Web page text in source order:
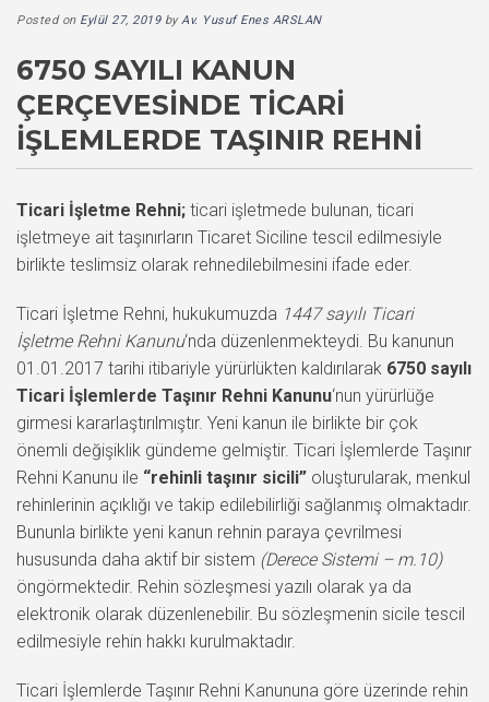
Posted on Eylül 27, 2019byAv. Yusuf Enes ARSLAN
6750 SAYILI KANUN
ÇERÇEVESINDE TICARI
İŞLEMLERDE TAŞINIR REHNI
Ticari İşletme Rehni; ticari işletmede bulunan, ticari
işletmeye ait taşınırların Ticaret Siciline tescil edilmesiyle
birlikte teslimsiz olarak rehnedilebilmesini ifade eder.
Ticari İşletme Rehni, hukukumuzda 1447 sayılı Ticari
İşletme Rehni Kanunu‘nda düzenlenmekteydi. Bu kanunun
01.01.2017 tarihi itibariyle yürürlükten kaldırılarak 6750 sayılı
Ticari İşlemlerde Taşınır Rehni Kanunu‘nun yürürlüğe
girmesi kararlaştırılmıştır. Yeni kanun ile birlikte bir çok
önemli değişiklik gündeme gelmiştir. Ticari İşlemlerde Taşınır
Rehni Kanunu ile “rehinli taşınır sicili” oluşturularak, menkul
rehinlerinin açıklığı ve takip edilebilirliği sağlanmış olmaktadır.
Bununla birlikte yeni kanun rehnin paraya çevrilmesi
hususunda daha aktif bir sistem (Derece Sistemi – m.10)
öngörmektedir. Rehin sözleşmesi yazılı olarak ya da
elektronik olarak düzenlenebilir. Bu sözleşmenin sicile tescil
edilmesiyle rehin hakkı kurulmaktadır.
Ticari İşlemlerde Taşınır Rehni Kanununa göre üzerinde rehin